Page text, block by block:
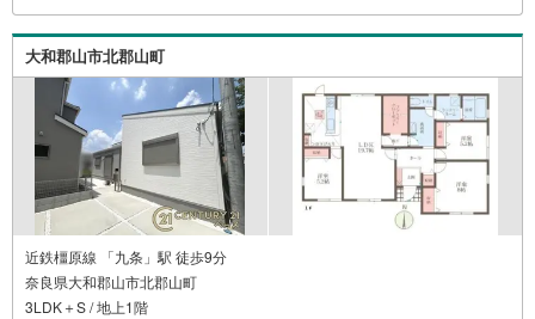
大和郡山市北郡山町
近鉄橿原線 「九条」駅 徒歩9分
奈良県大和郡山市北郡山町
3LDK＋S / 地上1階